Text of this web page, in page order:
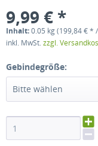
9,99 € *
Inhalt:0.05 kg (199,84 € *
inkl. MwSt.zzgl.
Gebindegröße:
Bitte wählen